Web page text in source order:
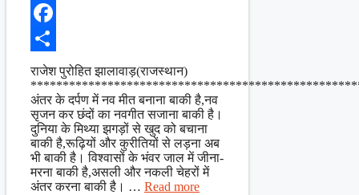
X
Facebook
Share
राजेश पुरोहित झालावाड़(राजस्थान)
अंतर के दर्पण में नव मीत बनाना बाकी है,नव
सृजन कर छंदों का नवगीत सजाना बाकी है।
दुनिया के मिथ्या झगड़ों से खुद को बचाना
बाकी है,रूढ़ियों और कुरीतियों से लड़ना अब
भी बाकी है। विश्वासों के भंवर जाल में जीना-
मरना बाकी है,असली और नकली चेहरों में
अंतर करना बाकी है। … Read more